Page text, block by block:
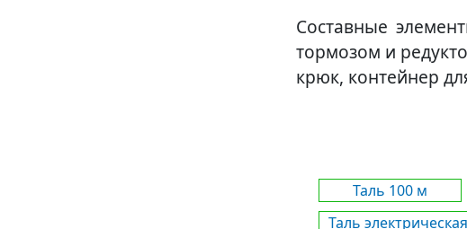
Составные
тормозом и
крюк, контейнер
Таль 100 м
Таль